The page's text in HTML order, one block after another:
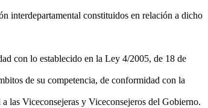
interdepartamental constituidos en relación a dicho
con lo establecido en la Ley 4/2005, de 18 de
de su competencia, de conformidad con la
las Viceconsejeras y Viceconsejeros del Gobierno.